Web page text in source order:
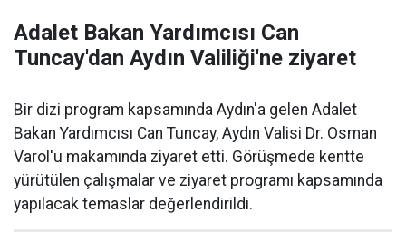
Adalet Bakan Yardımcısı Can
Tuncay'dan Aydın Valiliği'ne ziyaret
Bir dizi program kapsamında Aydın'a gelen Adalet
Bakan Yardımcısı Can Tuncay, Aydın Valisi Dr. Osman
Varol'u makamında ziyaret etti. Görüşmede kentte
yürütülen çalışmalar ve ziyaret programı kapsamında
yapılacak temaslar değerlendirildi.